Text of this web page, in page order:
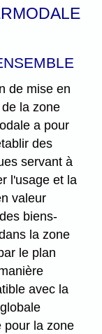
de mise en
la zone
a pour
des
servant à
l'usage et la
valeur
biens-
la zone
le plan
avec la
pour la zone